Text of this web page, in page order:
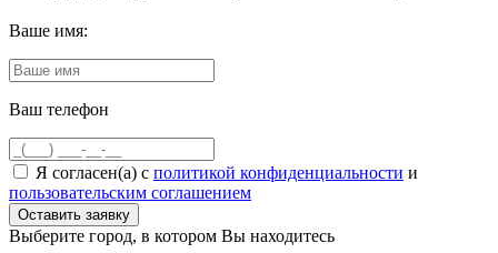
Ваше имя:
Ваш телефон
Я согласен(а) с политикой конфиденциальности и
пользовательским соглашением
Выберите город, в котором Вы находитесь